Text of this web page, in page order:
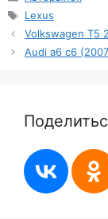
Метки
Lexus
Volkswagen T5
Audi a6 c6